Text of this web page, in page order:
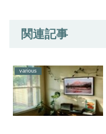
関連記事
various